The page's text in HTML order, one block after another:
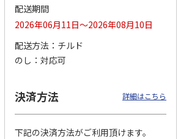
【グリーティング切
円…
4.8（11）
5,500円
4.6（7）
11,000円
配送期間
2026年06月11日～2026年08月10日
配送方法
チルド
のし
対応可
決済方法 詳細はこちら
下記の決済方法がご利用頂けます。